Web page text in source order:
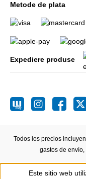
Metode de plata
Expediere produse
Todos los precios
gastos de
Este sitio web